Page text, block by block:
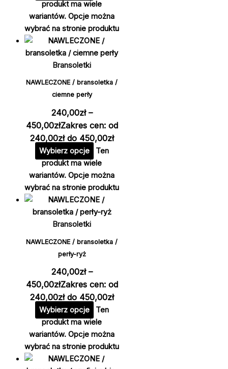
produkt ma wiele
wariantów. Opcje można
wybrać na stronie produktu
Bransoletki
NAWLECZONE / bransoletka /
ciemne perły
240,00zł –
450,00złZakres cen: od
240,00zł do 450,00zł
Wybierz opcje
Ten
produkt ma wiele
wariantów. Opcje można
wybrać na stronie produktu
Bransoletki
NAWLECZONE / bransoletka /
perły-ryż
240,00zł –
450,00złZakres cen: od
240,00zł do 450,00zł
Wybierz opcje
Ten
produkt ma wiele
wariantów. Opcje można
wybrać na stronie produktu